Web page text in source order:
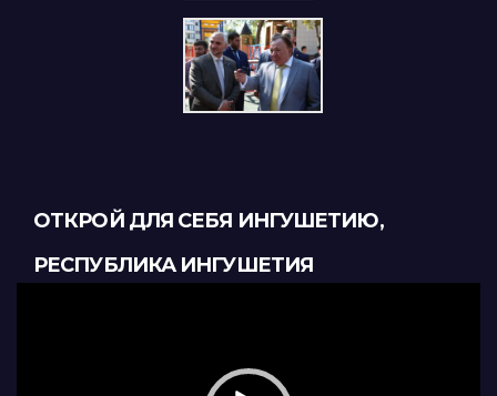
ОТКРОЙ ДЛЯ СЕБЯ ИНГУШЕТИЮ,
РЕСПУБЛИКА ИНГУШЕТИЯ